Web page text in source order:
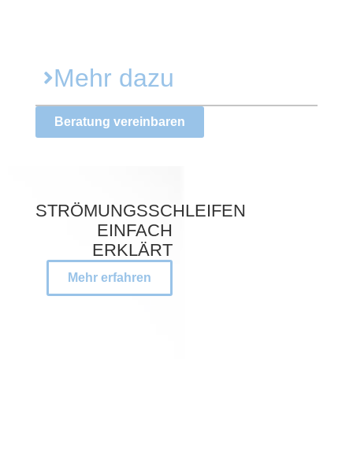
Mehr dazu
Beratung vereinbaren
STRÖMUNGSSCHLEIFEN
EINFACH
ERKLÄRT
Mehr erfahren